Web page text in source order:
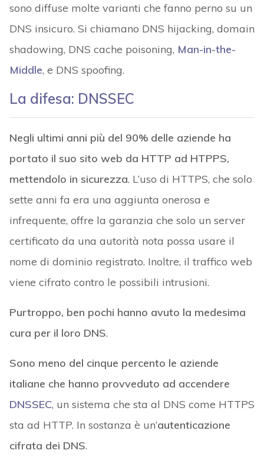
sono diffuse molte varianti che fanno perno su un
DNS insicuro. Si chiamano DNS hijacking, domain
shadowing, DNS cache poisoning, Man-in-the-
Middle, e DNS spoofing.
La difesa: DNSSEC
Negli ultimi anni più del 90% delle aziende ha
portato il suo sito web da HTTP ad HTPPS,
mettendolo in sicurezza. L’uso di HTTPS, che solo
sette anni fa era una aggiunta onerosa e
infrequente, offre la garanzia che solo un server
certificato da una autorità nota possa usare il
nome di dominio registrato. Inoltre, il traffico web
viene cifrato contro le possibili intrusioni.
Purtroppo, ben pochi hanno avuto la medesima
cura per il loro DNS.
Sono meno del cinque percento le aziende
italiane che hanno provveduto ad accendere
DNSSEC, un sistema che sta al DNS come HTTPS
sta ad HTTP. In sostanza è un’autenticazione
cifrata dei DNS.